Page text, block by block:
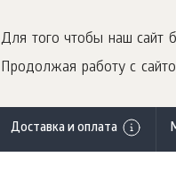
Для того чтобы наш сайт
Продолжая работу с
Доставка и оплата